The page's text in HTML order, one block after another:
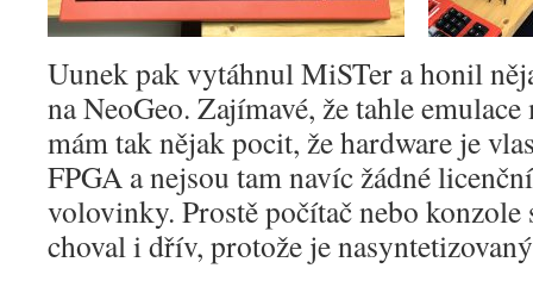
Uunek pak vytáhnul MiSTer a honil
na NeoGeo. Zajímavé, že tahle
mám tak nějak pocit, že hardware je
FPGA a nejsou tam navíc žádné
volovinky. Prostě počítač nebo konzole
choval i dřív, protože je